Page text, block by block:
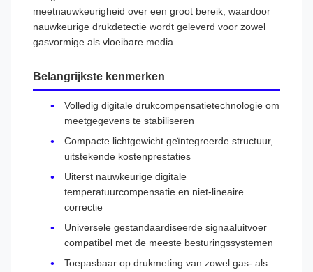
meetnauwkeurigheid over een groot bereik, waardoor
nauwkeurige drukdetectie wordt geleverd voor zowel
gasvormige als vloeibare media.
Belangrijkste kenmerken
Volledig digitale drukcompensatietechnologie om
meetgegevens te stabiliseren
Compacte lichtgewicht geïntegreerde structuur,
uitstekende kostenprestaties
Uiterst nauwkeurige digitale
temperatuurcompensatie en niet-lineaire
correctie
Universele gestandaardiseerde signaaluitvoer
compatibel met de meeste besturingssystemen
Toepasbaar op drukmeting van zowel gas- als